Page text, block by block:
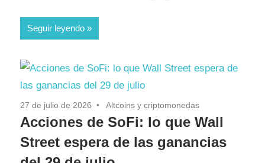
Seguir leyendo
27 de julio de 2026 Altcoins y criptomonedas
Acciones de SoFi: lo que Wall
Street espera de las ganancias